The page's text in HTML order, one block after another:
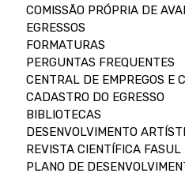
COMISSÃO PRÓPRIA DE
EGRESSOS
FORMATURAS
PERGUNTAS FREQUENTES
CENTRAL DE EMPREGOS E
CADASTRO DO EGRESSO
BIBLIOTECAS
DESENVOLVIMENTO
REVISTA CIENTÍFICA FASUL
PLANO DE